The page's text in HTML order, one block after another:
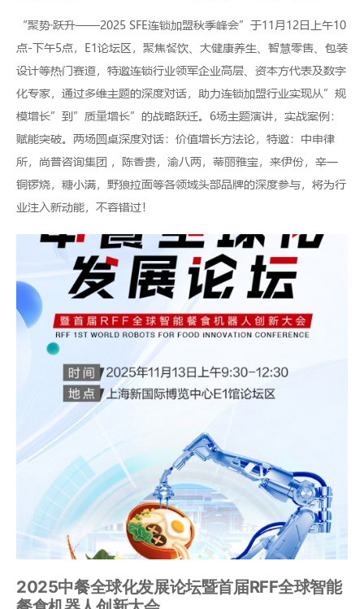
“聚势·跃升——2025 SFE连锁加盟秋季峰会”于11月12日上午10
点-下午5点，E1论坛区，聚焦餐饮、大健康养生、智慧零售、包装
设计等热门赛道，特邀连锁行业领军企业高层、资本方代表及数字
化专家，通过多维主题的深度对话，助力连锁加盟行业实现从”规
模增长”到”质量增长”的战略跃迁。6场主题演讲，实战案例：
赋能突破。两场圆桌深度对话：价值增长方法论，特邀：中申律
所，尚普咨询集团 ，陈香贵，渝八两，蒂丽雅宝，来伊份，辛一
铜锣烧，糖小满，野狼拉面等各领域头部品牌的深度参与，将为行
业注入新动能，不容错过！
2025中餐全球化发展论坛暨首届RFF全球智能